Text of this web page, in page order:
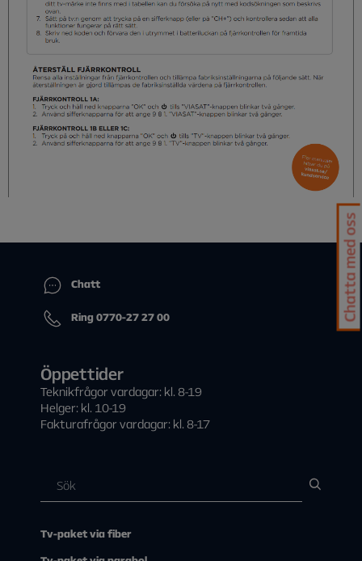
Chatt
Ring 0770-27 27 00
Öppettider
Teknikfrågor vardagar: kl. 8-19
Helger: kl. 10-19
Fakturafrågor vardagar: kl. 8-17
Tv-paket via fiber
Chatta med oss